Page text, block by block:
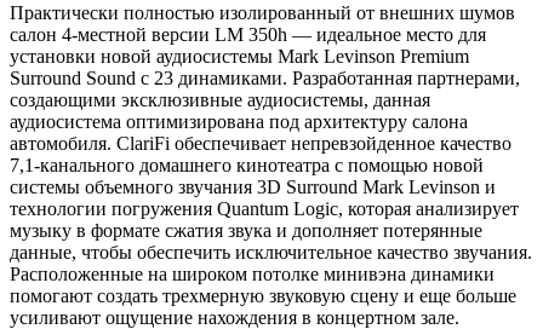
Практически полностью изолированный от внешних шумов
салон 4-местной версии LM 350h — идеальное место для
установки новой аудиосистемы Mark Levinson Premium
Surround Sound с 23 динамиками. Разработанная партнерами,
создающими эксклюзивные аудиосистемы, данная
аудиосистема оптимизирована под архитектуру салона
автомобиля. ClariFi обеспечивает непревзойденное качество
7,1-канального домашнего кинотеатра с помощью новой
системы объемного звучания 3D Surround Mark Levinson и
технологии погружения Quantum Logic, которая анализирует
музыку в формате сжатия звука и дополняет потерянные
данные, чтобы обеспечить исключительное качество звучания.
Расположенные на широком потолке минивэна динамики
помогают создать трехмерную звуковую сцену и еще больше
усиливают ощущение нахождения в концертном зале.